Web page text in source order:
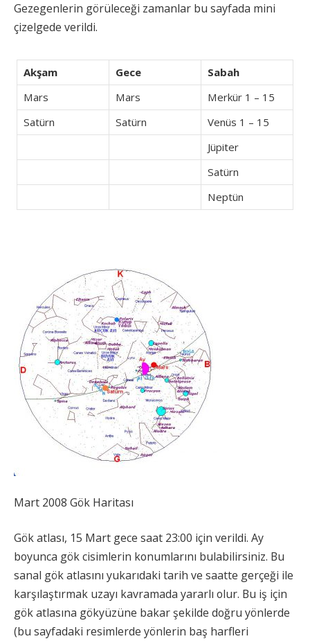
Gezegenlerin görüleceği zamanlar bu sayfada mini
çizelgede verildi.
Akşam Gece
Sabah
Mars
Mars
Merkür 1 – 15
Satürn
Satürn
Venüs 1 – 15
Jüpiter
Satürn
Neptün
Mart 2008 Gök Haritası
Gök atlası, 15 Mart gece saat 23:00 için verildi. Ay
boyunca gök cisimlerin konumlarını bulabilirsiniz. Bu
sanal gök atlasını yukarıdaki tarih ve saatte gerçeği ile
karşılaştırmak uzayı kavramada yararlı olur. Bu iş için
gök atlasına gökyüzüne bakar şekilde doğru yönlerde
(bu sayfadaki resimlerde yönlerin baş harfleri